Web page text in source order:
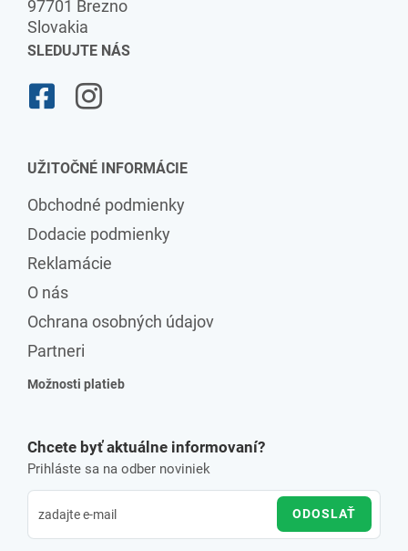
97701 Brezno
Slovakia
SLEDUJTE NÁS
UŽITOČNÉ INFORMÁCIE
Obchodné podmienky
Dodacie podmienky
Reklamácie
O nás
Ochrana osobných údajov
Partneri
Možnosti platieb
Chcete byť aktuálne informovaní?
Prihláste sa na odber noviniek
ODOSLAŤ